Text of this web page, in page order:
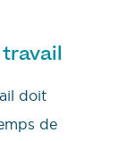
travail
doit
de